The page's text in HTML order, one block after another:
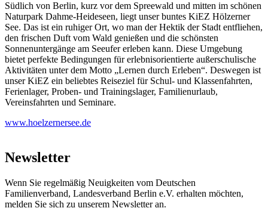
Südlich von Berlin, kurz vor dem Spreewald und mitten im schönen
Naturpark Dahme-Heideseen, liegt unser buntes KiEZ Hölzerner
See. Das ist ein ruhiger Ort, wo man der Hektik der Stadt entfliehen,
den frischen Duft vom Wald genießen und die schönsten
Sonnenuntergänge am Seeufer erleben kann. Diese Umgebung
bietet perfekte Bedingungen für erlebnisorientierte außerschulische
Aktivitäten unter dem Motto „Lernen durch Erleben“. Deswegen ist
unser KiEZ ein beliebtes Reiseziel für Schul- und Klassenfahrten,
Ferienlager, Proben- und Trainingslager, Familienurlaub,
Vereinsfahrten und Seminare.
www.hoelzernersee.de
Newsletter
Wenn Sie regelmäßig Neuigkeiten vom Deutschen
Familienverband, Landesverband Berlin e.V. erhalten möchten,
melden Sie sich zu unserem Newsletter an.